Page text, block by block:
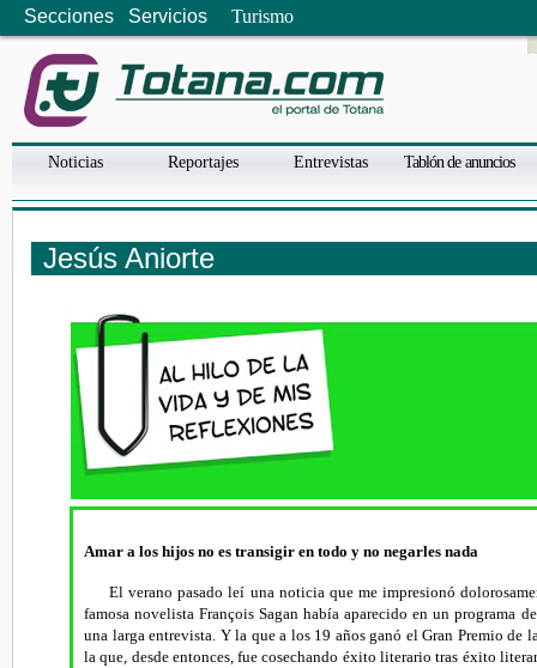
Secciones Servicios Turismo
Noticias Reportajes Entrevistas Tablón de anuncios
Jesús Aniorte
Amar a los hijos no es transigir en todo y no negarles nada
El verano pasado leí una noticia que me impresionó
famosa novelista François Sagan había aparecido en un programa
una larga entrevista. Y la que a los 19 años ganó el Gran Premio de
la que, desde entonces, fue cosechando éxito literario tras éxito